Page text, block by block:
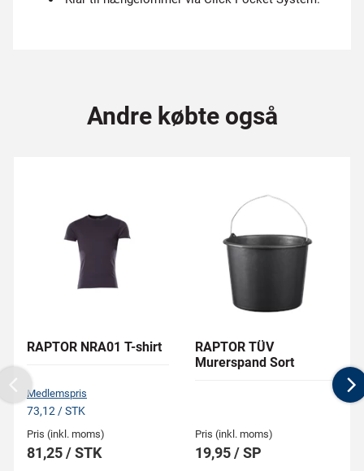
Andre købte også
RAPTOR NRA01 T-shirt
Medlemspris
73,12 / STK
Pris (inkl. moms)
81,25 / STK
RAPTOR TÜV
Murerspand Sort
Pris (inkl. moms)
19,95 / SP
Previous